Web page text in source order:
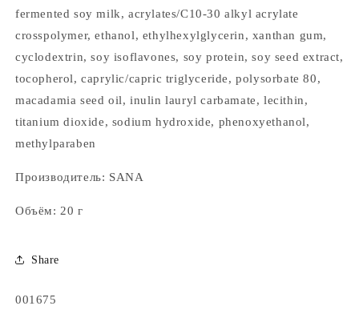
fermented soy milk, acrylates/C10-30 alkyl acrylate
crosspolymer, ethanol, ethylhexylglycerin, xanthan gum,
cyclodextrin, soy isoflavones, soy protein, soy seed extract,
tocopherol, caprylic/capric triglyceride, polysorbate 80,
macadamia seed oil, inulin lauryl carbamate, lecithin,
titanium dioxide, sodium hydroxide, phenoxyethanol,
methylparaben
Производитель: SANA
Объём: 20 г
Share
Артикул:
001675